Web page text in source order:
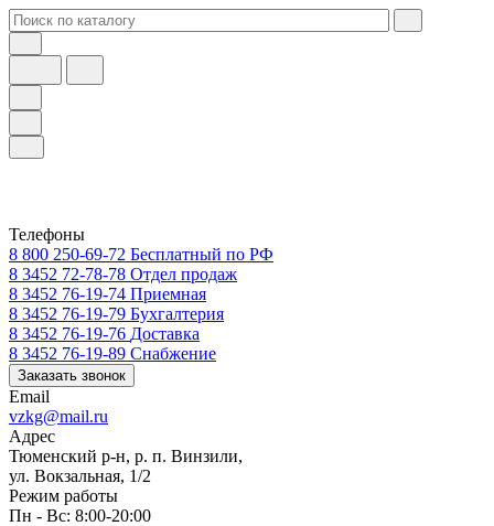
Телефоны
8 800 250-69-72 Бесплатный по РФ
8 3452 72-78-78 Отдел продаж
8 3452 76-19-74 Приемная
8 3452 76-19-79 Бухгалтерия
8 3452 76-19-76 Доставка
8 3452 76-19-89 Снабжение
Заказать звонок
Email
vzkg@mail.ru
Адрес
Тюменский р-н, р. п. Винзили,
ул. Вокзальная, 1/2
Режим работы
Пн - Вс: 8:00-20:00